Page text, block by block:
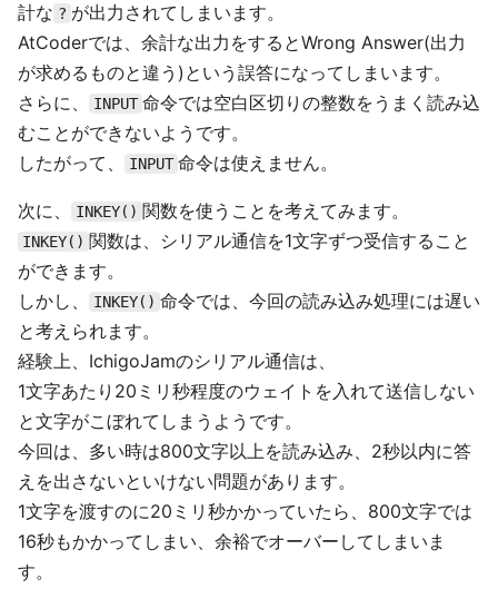
計な ? が出力されてしまいます。
AtCoderでは、余計な出力をするとWrong Answer(出力
が求めるものと違う)という誤答になってしまいます。
さらに、
INPUT 命令では空白区切りの整数をうまく読み込
むことができないようです。
したがって、
INPUT 命令は使えません。
次に、 INKEY() 関数を使うことを考えてみます。
INKEY() 関数は、シリアル通信を1文字ずつ受信すること
ができます。
しかし、
INKEY() 命令では、今回の読み込み処理には遅い
と考えられます。
経験上、IchigoJamのシリアル通信は、
1文字あたり20ミリ秒程度のウェイトを入れて送信しない
と文字がこぼれてしまうようです。
今回は、多い時は800文字以上を読み込み、2秒以内に答
えを出さないといけない問題があります。
1文字を渡すのに20ミリ秒かかっていたら、800文字では
16秒もかかってしまい、余裕でオーバーしてしまいま
す。